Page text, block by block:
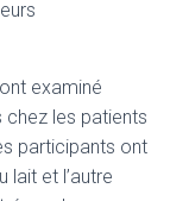
examiné
chez les patients
participants ont
lait et l’autre